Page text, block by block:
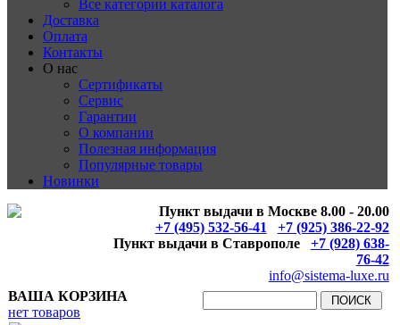
Все категории каталога
Доставка
Оплата
Контакты
О нас
Сертификаты
Сервис
Гарантии
О компании
Полезная информация
Популярные товары
Новинки
Пункт выдачи в Москве 8.00 - 20.00
+7 (495) 532-56-41
+7 (925) 386-22-92
Пункт выдачи в Ставрополе
+7 (928) 638-
76-42
info@sistema-luxe.ru
ВАША КОРЗИНА
нет товаров